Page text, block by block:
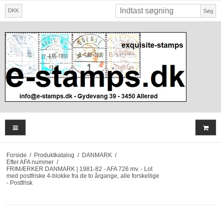
DKK Søg
Forside / Produktkatalog / DANMARK /
Efter AFA nummer /
FRIMÆRKER DANMARK | 1981-82 - AFA 726 mv. - Lot
med postfriske 4-blokke fra de to årgange, alle forskellige
- Postfrisk